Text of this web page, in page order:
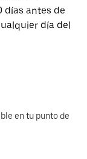
días antes de
día del
en tu punto de